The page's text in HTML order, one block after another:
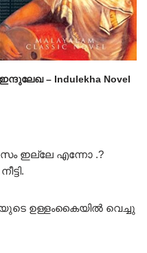
ഇന്ദുലേഖ – Indulekha Novel
ഇല്ലേ എന്നോ .?
ഉള്ളംകൈയിൽ വെച്ചു